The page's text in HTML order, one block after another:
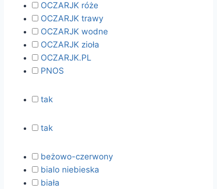
OCZARJK róże
OCZARJK trawy
OCZARJK wodne
OCZARJK zioła
OCZARJK.PL
PNOS
tak
tak
beżowo-czerwony
bialo niebieska
biała